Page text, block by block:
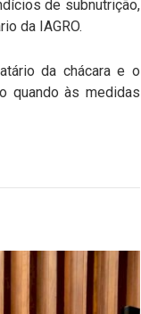
de subnutrição,
da IAGRO.
da chácara e o
quando às medidas